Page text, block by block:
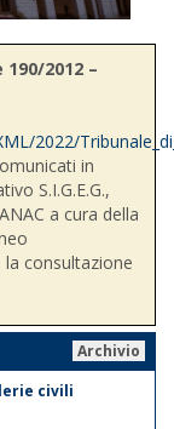
2012 –
2022/
in
S.I.G.E.G.,
a cura della
la consultazione
Archivio
civili